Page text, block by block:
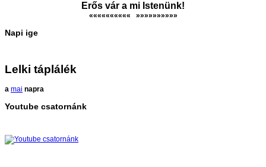
Erős vár a mi Istenünk!
«««««««««« »»»»»»»»»»
Napi ige
Lelki táplálék
a mai napra
Youtube csatornánk